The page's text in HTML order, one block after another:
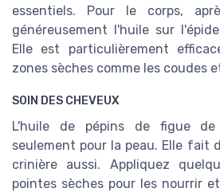
essentiels. Pour le corps,
généreusement l'huile sur
Elle est particulièrement
zones sèches comme les coudes
SOIN DES CHEVEUX
L'huile de pépins de figue
seulement pour la peau. Elle fait
crinière aussi. Appliquez
pointes sèches pour les nourrir